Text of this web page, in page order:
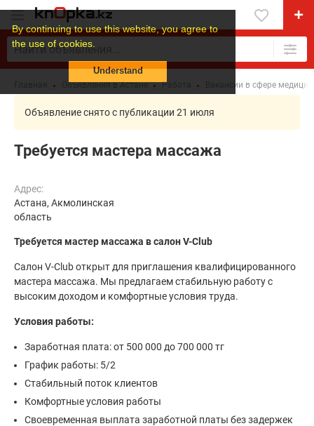
By continuing to use this website, you agree to
the use of cookies.
Understand
Объявления в Астане Работа Вакансии в сфере
Объявление снято с публикации 21 июля
Требуется мастера массажа
Адрес:
Астана, Акмолинская
область
Требуется мастер массажа в салон V-Club
Салон V-Club открыт для приглашения квалифицированного
мастера массажа. Мы предлагаем стабильную работу с
высоким доходом и комфортные условия труда.
Условия работы:
Заработная плата: от 500 000 до 700 000 тг
График работы: 5/2
Стабильный поток клиентов
Комфортные условия работы
Своевременная выплата заработной платы без задержек